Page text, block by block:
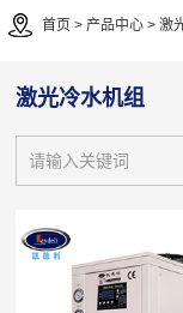
首页 > 产品中心 > 激
激光冷水机组